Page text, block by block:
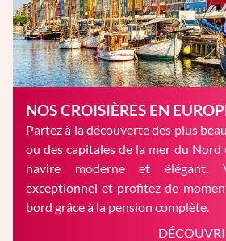
NOS CROISIÈRES EN
Partez à la découverte des plus
ou des capitales de la mer du Nord
navire moderne et élégant.
exceptionnel et profitez de
bord grâce à la pension complète.